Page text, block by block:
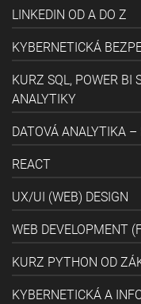
LINKEDIN OD A DO Z
KYBERNETICKÁ
KURZ SQL, POWER BI
ANALYTIKY
DATOVÁ ANALYTIKA
REACT
UX/UI (WEB) DESIGN
WEB DEVELOPMENT
KURZ PYTHON OD
KYBERNETICKÁ A